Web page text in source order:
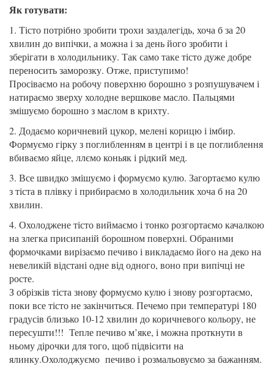
Як готувати:
1. Тісто потрібно зробити трохи заздалегідь, хоча б за 20
хвилин до випічки, а можна і за день його зробити і
зберігати в холодильнику. Так само таке тісто дуже добре
переносить заморозку. Отже, приступимо!
Просіваємо на робочу поверхню борошно з розпушувачем і
натираємо зверху холодне вершкове масло. Пальцями
змішуємо борошно з маслом в крихту.
2. Додаємо коричневий цукор, мелені корицю і імбир.
Формуємо гірку з поглибленням в центрі і в це поглиблення
вбиваємо яйце, ллємо коньяк і рідкий мед.
3. Все швидко змішуємо і формуємо кулю. Загортаємо кулю
з тіста в плівку і прибираємо в холодильник хоча б на 20
хвилин.
4. Охолоджене тісто виймаємо і тонко розгортаємо качалкою
на злегка присипаній борошном поверхні. Обраними
формочками вирізаємо печиво і викладаємо його на деко на
невеликій відстані одне від одного, воно при випічці не
росте.
З обрізків тіста знову формуємо кулю і знову розгортаємо,
поки все тісто не закінчиться. Печемо при температурі 180
градусів близько 10-12 хвилин до коричневого кольору, не
пересушти!!! Тепле печиво м’яке, і можна проткнути в
ньому дірочки для того, щоб підвісити на
ялинку.Охолоджуємо печиво і розмальовуємо за бажанням.